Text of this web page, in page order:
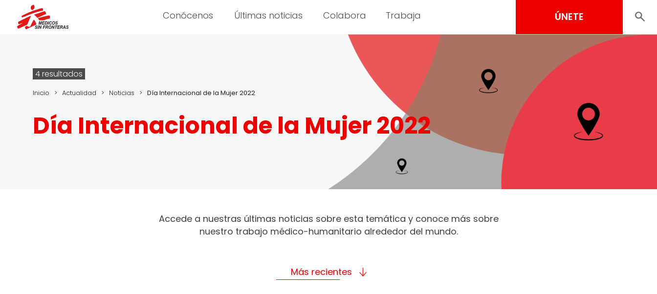
Conócenos Últimas noticias Colabora Trabaja ÚNETE
4 resultados
Inicio > Actualidad > Noticias > Día Internacional de la Mujer 2022
Día Internacional de la Mujer 2022
Accede a nuestras últimas noticias sobre esta temática y conoce más sobre
nuestro trabajo médico-humanitario alrededor del mundo.
Más recientes